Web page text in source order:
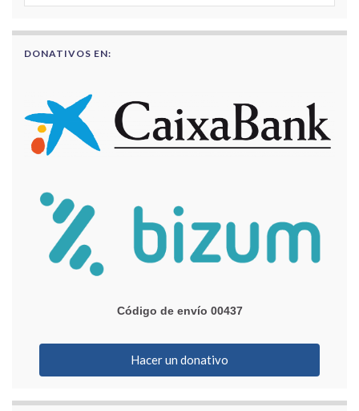
DONATIVOS EN:
Código de envío 00437
Hacer un donativo